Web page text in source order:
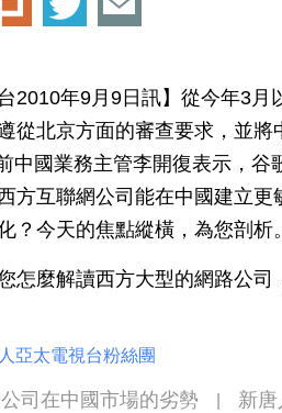
2010年9月9日訊】從今年3
從北京方面的審查要求，並將
中國業務主管李開復表示，谷
方互聯網公司能在中國建立
？今天的焦點縱橫，為您剖析。
怎麼解讀西方大型的網路公
亞太電視台粉絲團
司在中國市場的劣勢 新唐